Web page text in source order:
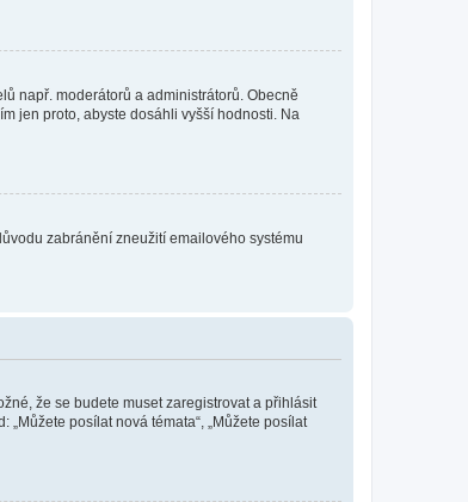
např. moderátorů a administrátorů. Obecně
jen proto, abyste dosáhli vyšší hodnosti. Na
zabránění zneužití emailového systému
že se budete muset zaregistrovat a přihlásit
posílat nová témata“, „Můžete posílat